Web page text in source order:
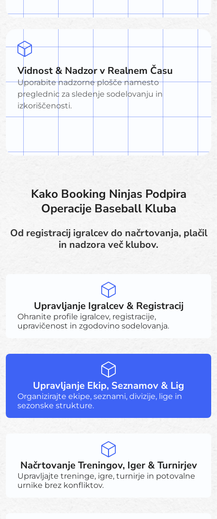
Vidnost & Nadzor v Realnem Času
Uporabite nadzorne plošče namesto
preglednic za sledenje sodelovanju in
izkoriščenosti.
Kako Booking Ninjas Podpira
Operacije Baseball Kluba
Od registracij igralcev do načrtovanja, plačil
in nadzora več klubov.
Upravljanje Igralcev & Registracij
Ohranite profile igralcev, registracije,
upravičenost in zgodovino sodelovanja.
Upravljanje Ekip, Seznamov & Lig
Organizirajte ekipe, seznami, divizije, lige in
sezonske strukture.
Načrtovanje Treningov, Iger & Turnirjev
Upravljajte treninge, igre, turnirje in potovalne
urnike brez konfliktov.